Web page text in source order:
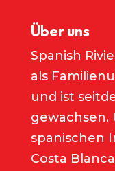
Über uns
Spanish
als
und ist
gewachsen.
spanischen
Costa